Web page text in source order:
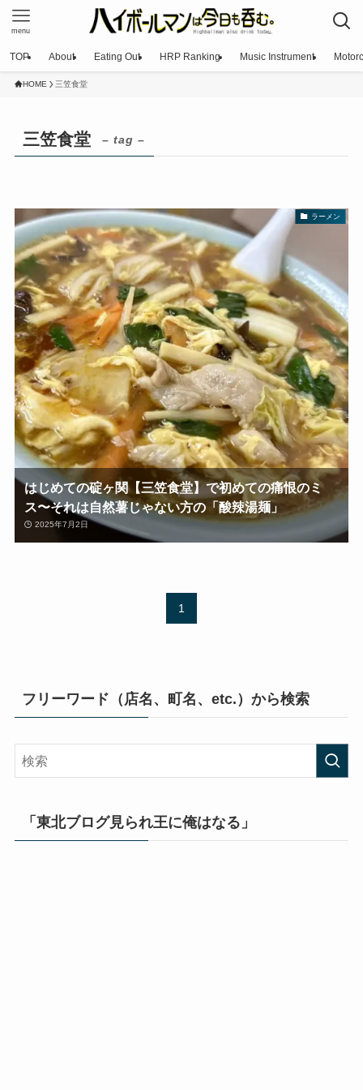
menu
TOP About Eating Out HRP Ranking Music Instrument
HOME 三笠食堂
三笠食堂 – tag –
ラーメン
はじめての碇ヶ関【三笠食堂】で初めての痛恨のミ
ス〜それは自然薯じゃない方の「酸辣湯麺」
2025年7月2日
1
フリーワード（店名、町名、etc.）から検索
「東北ブログ見られ王に俺はなる」